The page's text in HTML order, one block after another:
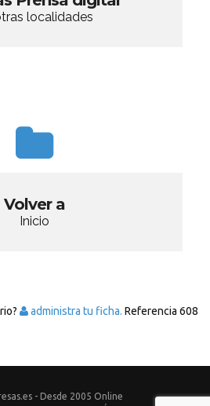
localidades
Volver a
Inicio
administra tu ficha. Referencia 608
- Desde 2005 Online